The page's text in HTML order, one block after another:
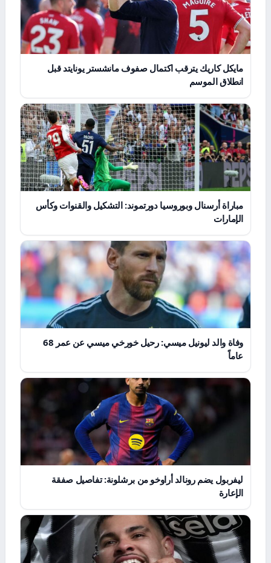
مايكل كاريك يترقب اكتمال صفوف مانشستر يونايتد قبل
انطلاق الموسم
مباراة أرسنال وبوروسيا دورتموند: التشكيل والقنوات وكأس
الإمارات
وفاة والد ليونيل ميسي: رحيل خورخي ميسي عن عمر 68
عاماً
ليفربول يضم رونالد أراوخو من برشلونة: تفاصيل صفقة
الإعارة